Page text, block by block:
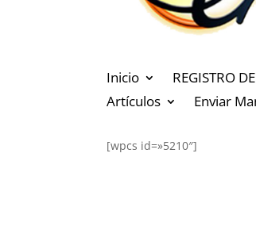
Inicio REGISTRO
Artículos
Enviar
[wpcs id=»5210″]